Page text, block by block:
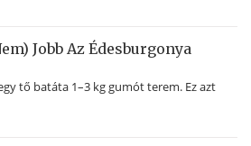
Jobb Az Édesburgonya
tő batáta 1–3 kg gumót terem. Ez azt